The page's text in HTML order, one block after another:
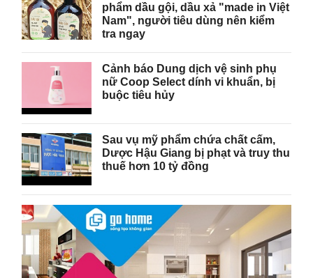
phẩm dầu gội, dầu xả "made in Việt
Nam", người tiêu dùng nên kiểm
tra ngay
Cảnh báo Dung dịch vệ sinh phụ
nữ Coop Select dính vi khuẩn, bị
buộc tiêu hủy
Sau vụ mỹ phẩm chứa chất cấm,
Dược Hậu Giang bị phạt và truy thu
thuế hơn 10 tỷ đồng